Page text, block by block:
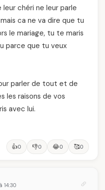
chéri ne leur parle
ca ne va dire que tu
le mariage, tu te maris
parce que tu veux
parler de tout et de
les raisons de vos
avec lui.
👍0 👎0 😂0 🥰0
14:30